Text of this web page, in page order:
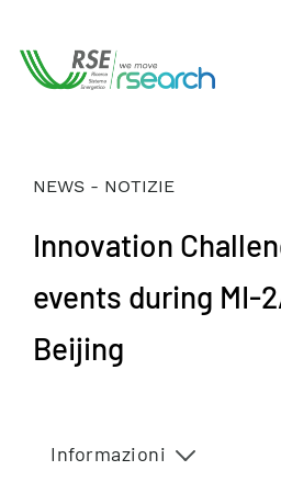
NEWS - NOTIZIE
Innovation
events during MI-
Beijing
Informazioni